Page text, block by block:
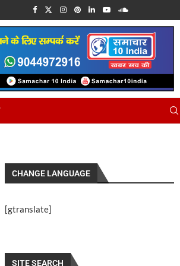
CHANGE LANGUAGE
[gtranslate]
SITE SEARCH